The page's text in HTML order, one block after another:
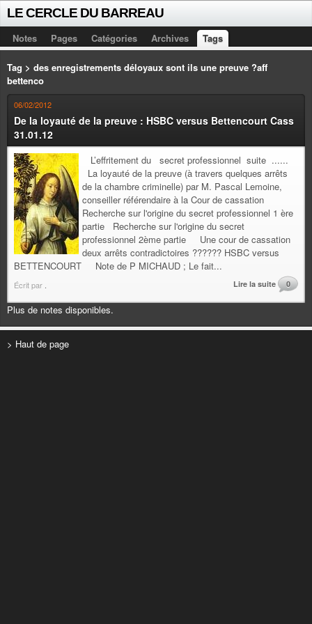
LE CERCLE DU BARREAU
Notes Pages Catégories Archives Tags
Tag > des enregistrements déloyaux sont ils une preuve ?aff
bettenco
06/02/2012
De la loyauté de la preuve : HSBC versus Bettencourt Cass
31.01.12
L’effritement du secret professionnel suite ......
La loyauté de la preuve (à travers quelques arrêts
de la chambre criminelle) par M. Pascal Lemoine,
conseiller référendaire à la Cour de cassation
Recherche sur l'origine du secret professionnel 1 ère
partie Recherche sur l'origine du secret
professionnel 2ème partie Une cour de cassation
deux arrêts contradictoires ?????? HSBC versus
BETTENCOURT Note de P MICHAUD ; Le fait...
Écrit par Lire la suite 0
Plus de notes disponibles.
> Haut de page